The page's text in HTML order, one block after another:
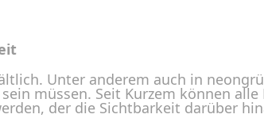
Unter anderem auch in
müssen. Seit Kurzem können
der die Sichtbarkeit darüber